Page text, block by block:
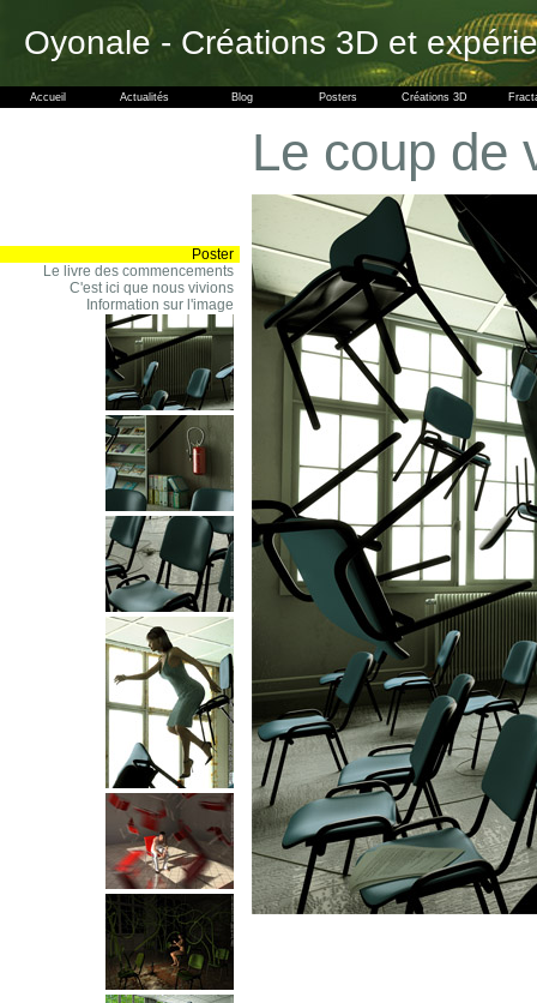
Oyonale - Créations 3D et
Accueil Actualités Blog Posters Créations 3D
Poster
Le livre des commencements
C'est ici que nous vivions
Information sur l'image
Le coup de